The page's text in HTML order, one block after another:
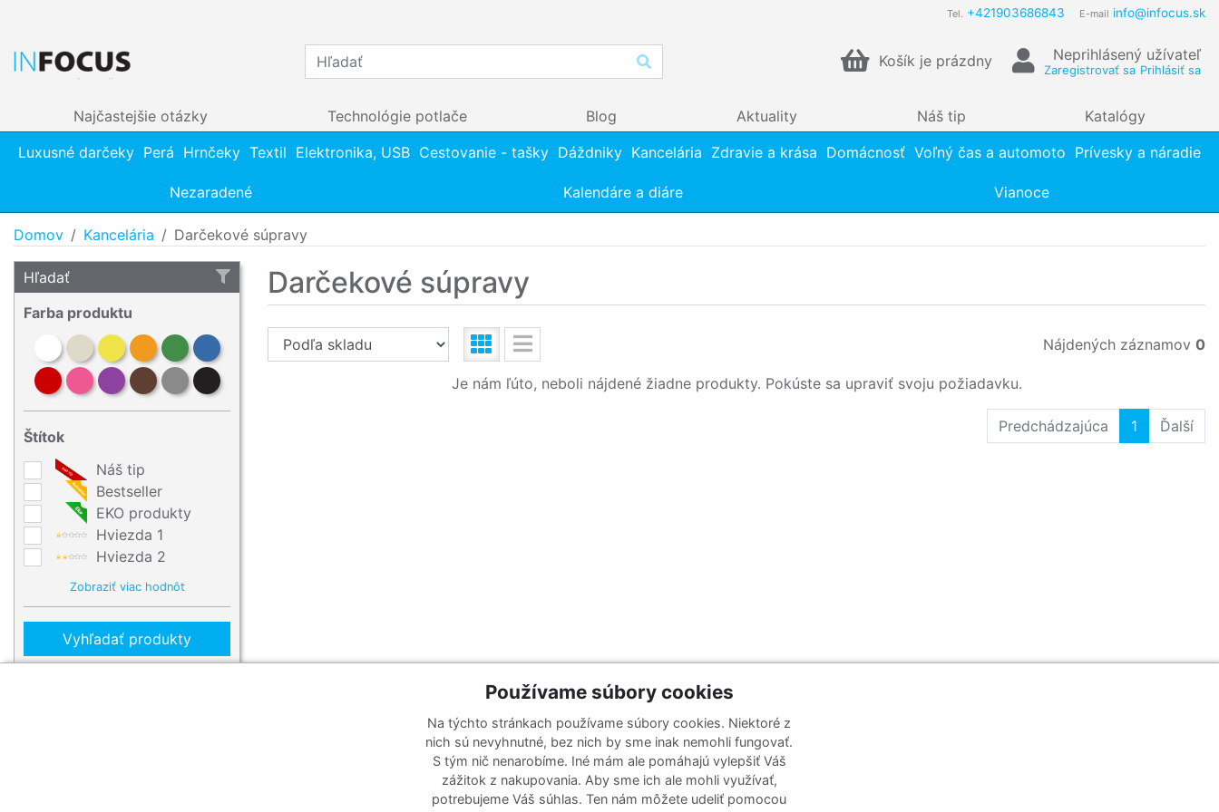
Tel. +421903686843 E-mail info@infocus.sk
Košík je prázdny Neprihlásený užívateľ
Zaregistrovať sa Prihlásiť sa
Najčastejšie otázky Technológie potlače Blog Aktuality Náš tip
Katalógy
Luxusné darčeky Perá Hrnčeky Textil Elektronika, USB Cestovanie - tašky Dáždniky Kancelária Zdravie a krása Domácnosť Voľný čas a automoto Prívesky a náradie
Nezaradené Kalendáre a diáre Vianoce
Domov Kancelária Darčekové súpravy
Hľadať
Farba produktu
Štítok
Náš tip
Bestseller
EKO produkty
Hviezda 1
Hviezda 2
Zobraziť viac hodnôt
Vyhľadať produkty
Darčekové súpravy
Nájdených záznamov 0
Je nám ľúto, neboli nájdené žiadne produkty. Pokúste sa upraviť svoju požiadavku.
Predchádzajúca 1 Ďalší
Katalógy
Zoznam katalógov
Prihlásiť sa k odberu noviniek
Zaregistrujte sa k odberu nášho newslettera a nenechajte si ujsť žiadne
ponuky ani nové produkty.
Používame súbory cookies
Na týchto stránkach používame súbory cookies. Niektoré z
nich sú nevyhnutné, bez nich by sme inak nemohli fungovať.
S tým nič nenarobíme. Iné mám ale pomáhajú vylepšiť Váš
zážitok z nakupovania. Aby sme ich ale mohli využívať,
potrebujeme Váš súhlas. Ten nám môžete udeliť pomocou